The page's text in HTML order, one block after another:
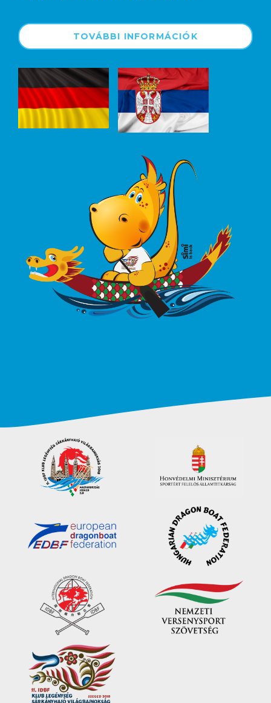
TOVÁBBI INFORMÁCIÓK